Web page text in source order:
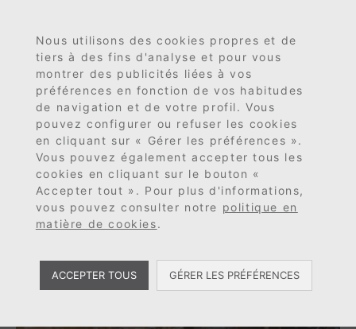
Étiquette : Afrique
du Sud
Nous utilisons des cookies propres et de
tiers à des fins d'analyse et pour vous
montrer des publicités liées à vos
préférences en fonction de vos habitudes
de navigation et de votre profil. Vous
pouvez configurer ou refuser les cookies
en cliquant sur « Gérer les préférences ».
Vous pouvez également accepter tous les
cookies en cliquant sur le bouton «
Accepter tout ». Pour plus d'informations,
vous pouvez consulter notre politique en
matière de cookies.
ACCEPTER TOUS GÉRER LES PRÉFÉRENCES